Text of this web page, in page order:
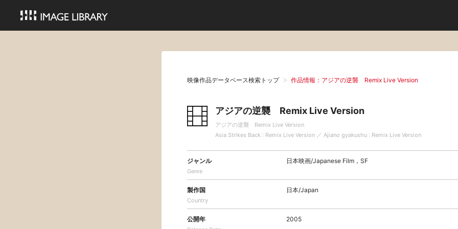
映像作品データベース検索トップ 作品情報：アジアの逆襲 Remix Live Version
アジアの逆襲 Remix Live Version
アジアの逆襲 Remix Live Version
Asia Strikes Back : Remix Live Version ／ Ajiano gyakushu : Remix Live Version
ジャンル
Genre
日本映画/Japanese Film，SF
製作国
Country
日本/Japan
公開年 2005